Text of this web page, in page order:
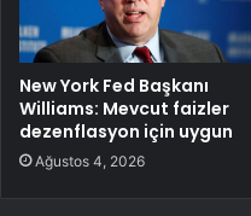
New York Fed Başkanı
Williams: Mevcut faizler
dezenflasyon için uygun
Ağustos 4, 2026